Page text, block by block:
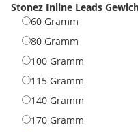
Stonez Inline Leads
60 Gramm
80 Gramm
100 Gramm
115 Gramm
140 Gramm
170 Gramm